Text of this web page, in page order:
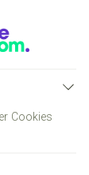
Cookies